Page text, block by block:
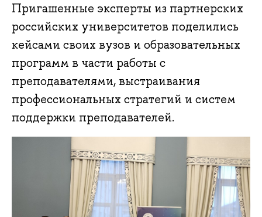
Пригашенные эксперты из партнерских
российских университетов поделились
кейсами своих вузов и образовательных
программ в части работы с
преподавателями, выстраивания
профессиональных стратегий и систем
поддержки преподавателей.